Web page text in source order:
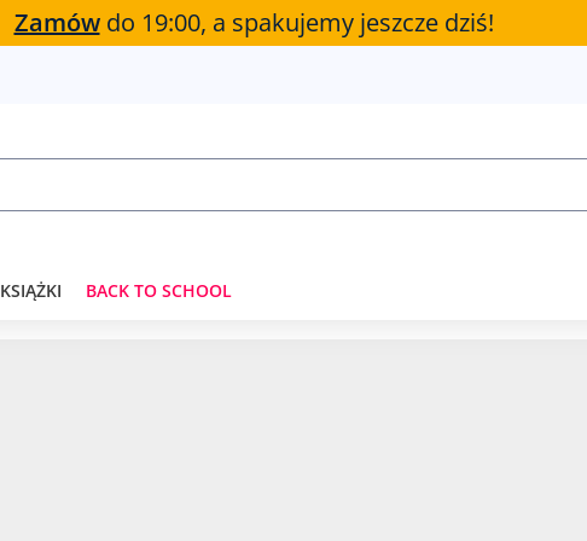
Zamówdo 19:00, a spakujemy jeszcze dziś!
KSIĄŻKI BACK TO SCHOOL